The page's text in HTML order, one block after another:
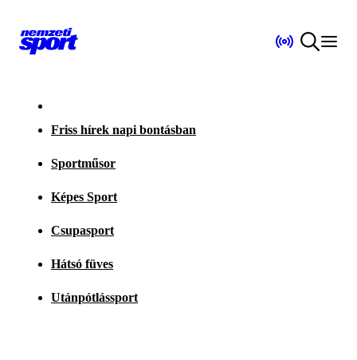
Friss hírek napi bontásban
Sportműsor
Képes Sport
Csupasport
Hátsó füves
Utánpótlássport